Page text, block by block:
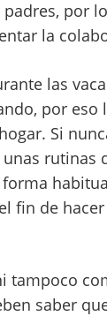
por
la
las
por
Si
rutinas
fin de
saber